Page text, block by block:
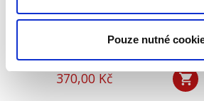
Pouze nutné
370,00 Kč